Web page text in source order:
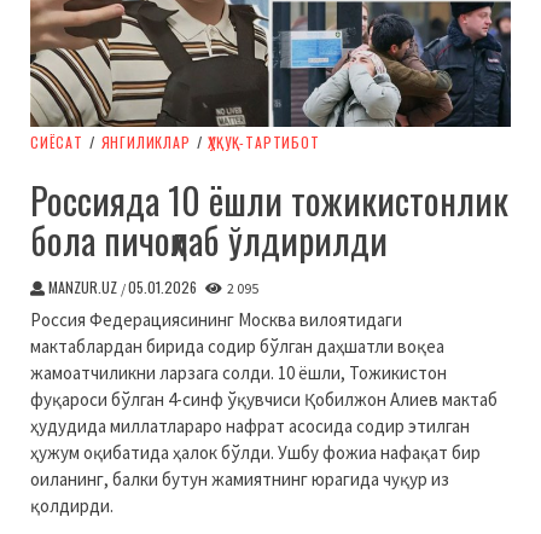
СИЁСАТ / ЯНГИЛИКЛАР / ҲУҚУҚ-ТАРТИБОТ
Россияда 10 ёшли тожикистонлик
бола пичоқлаб ўлдирилди
MANZUR.UZ /05.01.2026 2 095
Россия Федерациясининг Москва вилоятидаги
мактаблардан бирида содир бўлган даҳшатли воқеа
жамоатчиликни ларзага солди. 10 ёшли, Тожикистон
фуқароси бўлган 4-синф ўқувчиси Қобилжон Алиев мактаб
ҳудудида миллатлараро нафрат асосида содир этилган
ҳужум оқибатида ҳалок бўлди. Ушбу фожиа нафақат бир
оиланинг, балки бутун жамиятнинг юрагида чуқур из
қолдирди.